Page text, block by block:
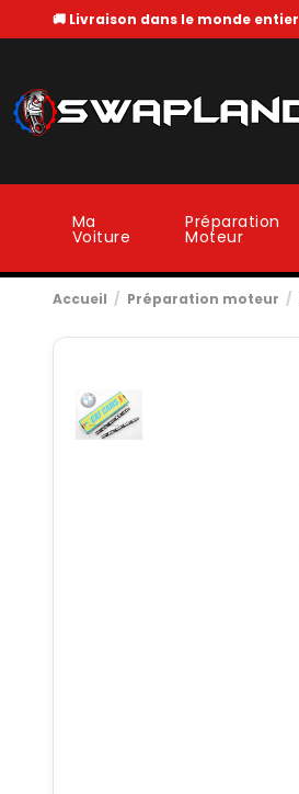
🚚 Livraison dans le monde entier
Ma
Voiture
Préparation
Moteur
Accueil Préparation moteur